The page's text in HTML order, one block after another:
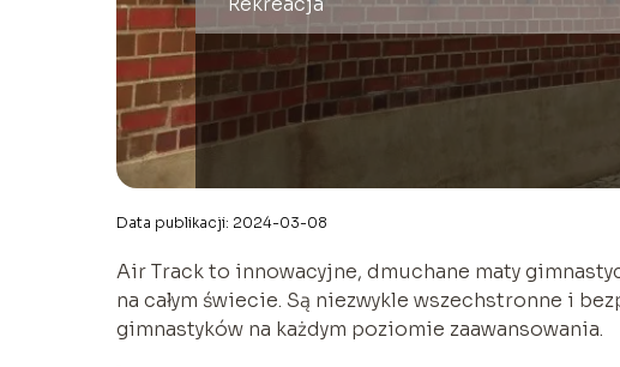
Data publikacji: 2024-03-08
Air Track to innowacyjne, dmuchane maty
na całym świecie. Są niezwykle wszechstronne i
gimnastyków na każdym poziomie zaawansowania.